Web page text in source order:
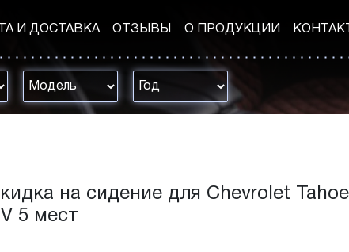
И ДОСТАВКА ОТЗЫВЫ О ПРОДУКЦИИ
на сидение для Chevrolet
5 мест